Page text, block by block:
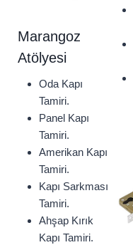
Marangoz
Atölyesi
Oda Kapı
Tamiri.
Panel Kapı
Tamiri.
Amerikan Kapı
Tamiri.
Kapı Sarkması
Tamiri.
Ahşap Kırık
Kapı Tamiri.